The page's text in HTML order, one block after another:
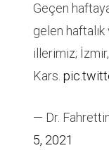
Geçen
gelen haftalık
illerimiz;
Kars.
— Dr.
5, 2021